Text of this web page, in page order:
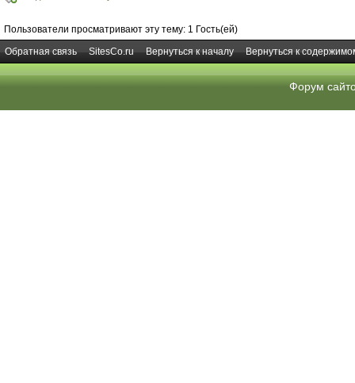
Пользователи просматривают эту тему: 1 Гость(ей)
Обратная связь
SitesCo.ru Вернуться к началу Вернуться к
Форум